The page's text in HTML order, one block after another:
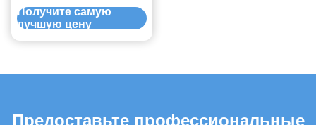
прототипирования CNC-
обработка
металлических деталей
Получите самую
лучшую цену
Предоставьте профессиональные